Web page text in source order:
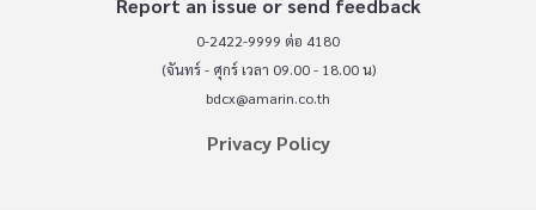
Report an issue or send feedback
0-2422-9999 ต่อ 4180
(จันทร์ - ศุกร์ เวลา 09.00 - 18.00 น)
bdcx@amarin.co.th
Privacy Policy